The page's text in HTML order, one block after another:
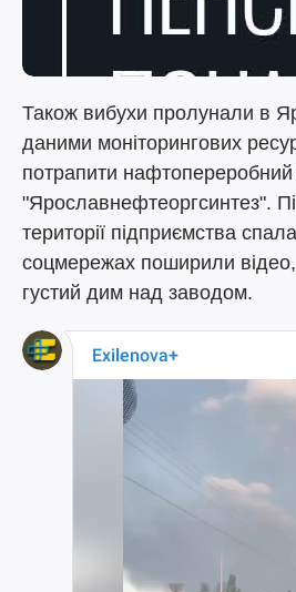
Також вибухи пролунали в
даними моніторингових
потрапити
"Ярославнефтеоргсинтез".
території підприємства
соцмережах поширили
густий дим над заводом.